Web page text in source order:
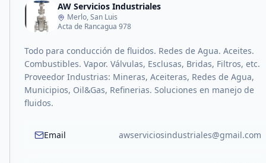
AW Servicios Industriales
Merlo, San Luis
Acta de Rancagua 978
Todo para conducción de fluidos. Redes de Agua. Aceites.
Combustibles. Vapor. Válvulas, Esclusas, Bridas, Filtros, etc.
Proveedor Industrias: Mineras, Aceiteras, Redes de Agua,
Municipios, Oil&Gas, Refinerias. Soluciones en manejo de
fluidos.
Email awserviciosindustriales@gmail.com